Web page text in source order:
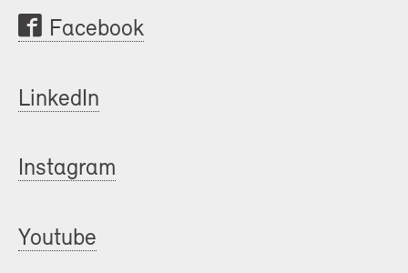
Facebook
LinkedIn
Instagram
Youtube